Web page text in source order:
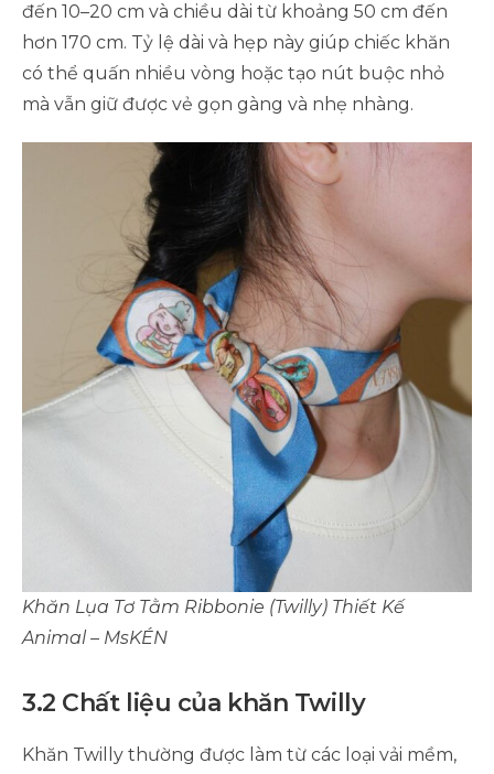
đến 10–20 cm và chiều dài từ khoảng 50 cm đến
hơn 170 cm. Tỷ lệ dài và hẹp này giúp chiếc khăn
có thể quấn nhiều vòng hoặc tạo nút buộc nhỏ
mà vẫn giữ được vẻ gọn gàng và nhẹ nhàng.
Khăn Lụa Tơ Tằm Ribbonie (Twilly) Thiết Kế
Animal – MsKÉN
3.2 Chất liệu của khăn Twilly
Khăn Twilly thường được làm từ các loại vải mềm,